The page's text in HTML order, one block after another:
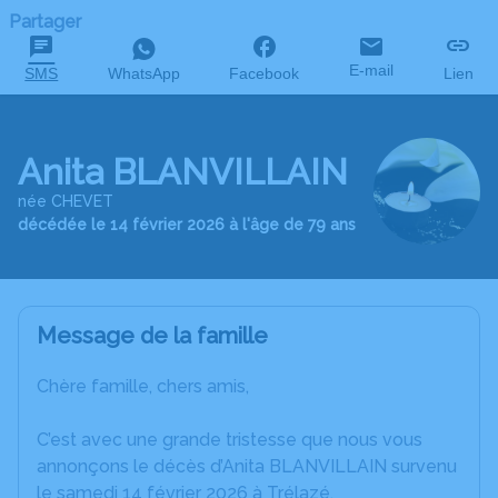
Partager
SMS WhatsApp Facebook E-mail Lien
Anita BLANVILLAIN
née CHEVET
décédée le 14 février 2026 à l'âge de 79 ans
Message de la famille
Chère famille, chers amis,
C’est avec une grande tristesse que nous vous
annonçons le décès d’Anita BLANVILLAIN survenu
le samedi 14 février 2026 à Trélazé.